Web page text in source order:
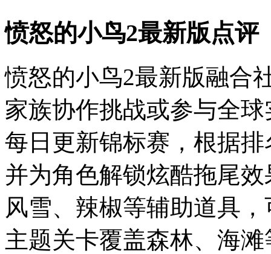
愤怒的小鸟2最新版点评
愤怒的小鸟2最新版融合
家族协作挑战或参与全
每日更新锦标赛，根据
并为角色解锁炫酷拖尾
风雪、辣椒等辅助道具
主题关卡覆盖森林、海